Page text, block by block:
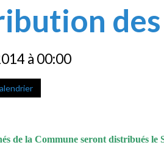
à 00:00
de la Commune seront distribués le